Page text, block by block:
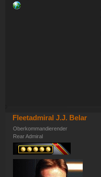
Fleetadmiral J.J. Belar
Oberkommandierender
Rear Admiral